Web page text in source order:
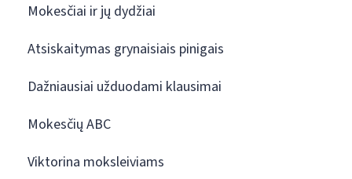
Mokesčiai ir jų dydžiai
Atsiskaitymas grynaisiais pinigais
Dažniausiai užduodami klausimai
Mokesčių ABC
Viktorina moksleiviams